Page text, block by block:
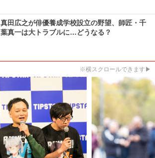
真田広之が俳優養成学校設立の野望、師匠・千
葉真一は大トラブルに…どうなる？
※横スクロールできます▶